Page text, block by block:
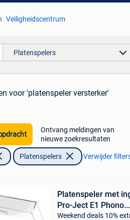
Veiligheidscentrum
Platenspelers
voor 'platenspeler versterker'
Ontvang meldingen van
nieuwe zoekresultaten
Platenspelers Verwijder
Platenspeler met
Pro-Ject E1 Phono...
Weekend deals 10%